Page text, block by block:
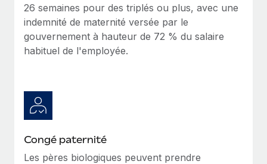
26 semaines pour des triplés ou plus, avec une
indemnité de maternité versée par le
gouvernement à hauteur de 72 % du salaire
habituel de l'employée.
Congé paternité
Les pères biologiques peuvent prendre